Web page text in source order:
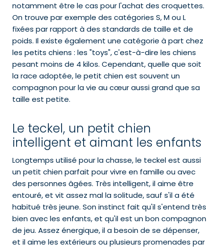
notamment être le cas pour l'achat des croquettes.
On trouve par exemple des catégories S, M ou L
fixées par rapport à des standards de taille et de
poids. Il existe également une catégorie à part chez
les petits chiens : les "toys", c'est-à-dire les chiens
pesant moins de 4 kilos. Cependant, quelle que soit
la race adoptée, le petit chien est souvent un
compagnon pour la vie au cœur aussi grand que sa
taille est petite.
Le teckel, un petit chien
intelligent et aimant les enfants
Longtemps utilisé pour la chasse, le teckel est aussi
un petit chien parfait pour vivre en famille ou avec
des personnes âgées. Très intelligent, il aime être
entouré, et vit assez mal la solitude, sauf s'il a été
habitué très jeune. Son instinct fait qu'il s'entend très
bien avec les enfants, et qu'il est un bon compagnon
de jeu. Assez énergique, il a besoin de se dépenser,
et il aime les extérieurs ou plusieurs promenades par